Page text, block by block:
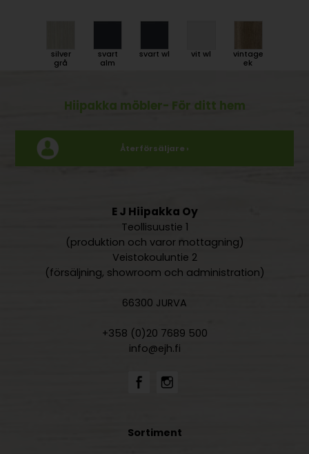
silver
grå
svart
alm
svart wl vit wl
vintage
ek
Hiipakka möbler- För ditt hem
Återförsäljare ›
E J Hiipakka Oy
Teollisuustie 1
(produktion och varor mottagning)
Veistokouluntie 2
(försäljning, showroom och administration)
66300 JURVA
+358 (0)20 7689 500
info@ejh.fi
Sortiment